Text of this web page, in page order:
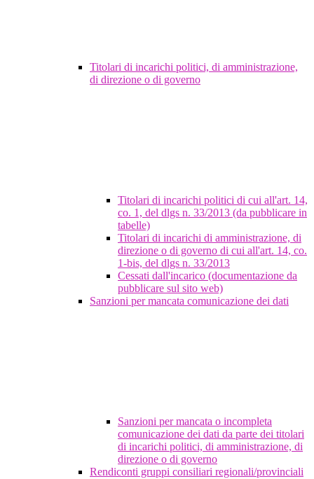
Titolari di incarichi politici, di amministrazione,
di direzione o di governo
Titolari di incarichi politici di cui all'art. 14,
co. 1, del dlgs n. 33/2013 (da pubblicare in
tabelle)
Titolari di incarichi di amministrazione, di
direzione o di governo di cui all'art. 14, co.
1-bis, del dlgs n. 33/2013
Cessati dall'incarico (documentazione da
pubblicare sul sito web)
Sanzioni per mancata comunicazione dei dati
Sanzioni per mancata o incompleta
comunicazione dei dati da parte dei titolari
di incarichi politici, di amministrazione, di
direzione o di governo
Rendiconti gruppi consiliari regionali/provinciali